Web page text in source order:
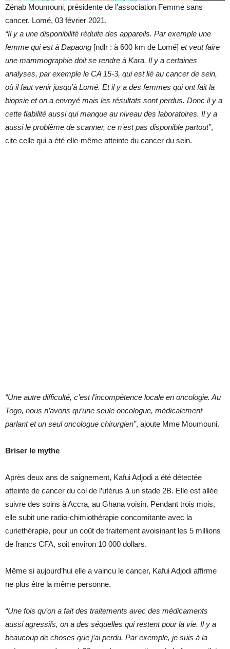
Zénab Moumouni, présidente de l’association Femme sans
cancer. Lomé, 03 février 2021.
“Il y a une disponibilité réduite des appareils. Par exemple une
femme qui est à Dapaong [ndlr : à 600 km de Lomé] et veut faire
une mammographie doit se rendre à Kara. Il y a certaines
analyses, par exemple le CA 15-3, qui est lié au cancer de sein,
où il faut venir jusqu’à Lomé. Et il y a des femmes qui ont fait la
biopsie et on a envoyé mais les résultats sont perdus. Donc il y a
cette fiabilité aussi qui manque au niveau des laboratoires. Il y a
aussi le problème de scanner, ce n’est pas disponible partout”,
cite celle qui a été elle-même atteinte du cancer du sein.
“Une autre difficulté, c’est l’incompétence locale en oncologie. Au
Togo, nous n’avons qu’une seule oncologue, médicalement
parlant et un seul oncologue chirurgien”, ajoute Mme Moumouni.
Briser le mythe
Après deux ans de saignement, Kafui Adjodi a été détectée
atteinte de cancer du col de l’utérus à un stade 2B. Elle est allée
suivre des soins à Accra, au Ghana voisin. Pendant trois mois,
elle subit une radio-chimiothérapie concomitante avec la
curiethérapie, pour un coût de traitement avoisinant les 5 millions
de francs CFA, soit environ 10 000 dollars.
Même si aujourd’hui elle a vaincu le cancer, Kafui Adjodi affirme
ne plus être la même personne.
“Une fois qu’on a fait des traitements avec des médicaments
aussi agressifs, on a des séquelles qui restent pour la vie. Il y a
beaucoup de choses que j’ai perdu. Par exemple, je suis à la